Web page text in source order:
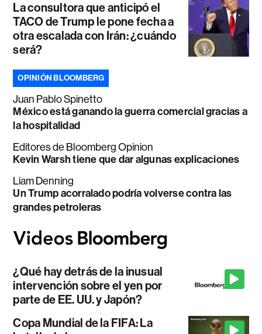
La consultora que anticipó el
TACO de Trump le pone fecha a
otra escalada con Irán: ¿cuándo
será?
OPINIÓN BLOOMBERG
Juan Pablo Spinetto
México está ganando la guerra comercial gracias a
la hospitalidad
Editores de Bloomberg Opinion
Kevin Warsh tiene que dar algunas explicaciones
Liam Denning
Un Trump acorralado podría volverse contra las
grandes petroleras
¿Qué hay detrás de la inusual
intervención sobre el yen por
parte de EE. UU. y Japón?
Copa Mundial de la FIFA: La